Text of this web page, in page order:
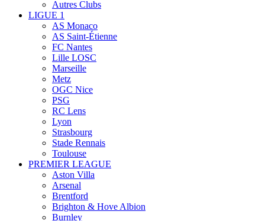
Autres Clubs
LIGUE 1
AS Monaco
AS Saint-Étienne
FC Nantes
Lille LOSC
Marseille
Metz
OGC Nice
PSG
RC Lens
Lyon
Strasbourg
Stade Rennais
Toulouse
PREMIER LEAGUE
Aston Villa
Arsenal
Brentford
Brighton & Hove Albion
Burnley